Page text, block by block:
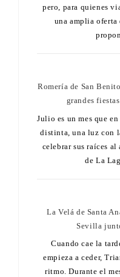
pero, para quienes
una amplia
Romería de San
grandes
Julio es un mes que
distinta, una luz con
celebrar sus raíces
de La
La Velá de Santa
Sevilla
Cuando cae la
empieza a ceder,
ritmo. Durante el